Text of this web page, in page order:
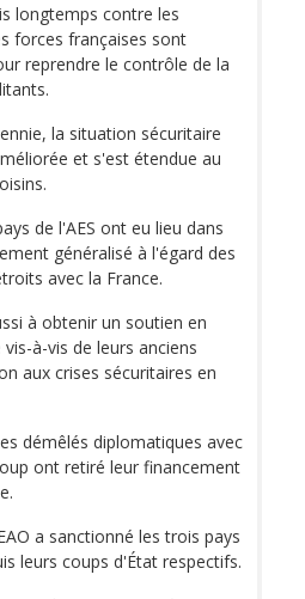
longtemps contre les
forces françaises sont
reprendre le contrôle de la
la situation sécuritaire
et s'est étendue au
de l'AES ont eu lieu dans
généralisé à l'égard des
avec la France.
à obtenir un soutien en
à-vis de leurs anciens
aux crises sécuritaires en
démêlés diplomatiques avec
ont retiré leur financement
a sanctionné les trois pays
leurs coups d'État respectifs.